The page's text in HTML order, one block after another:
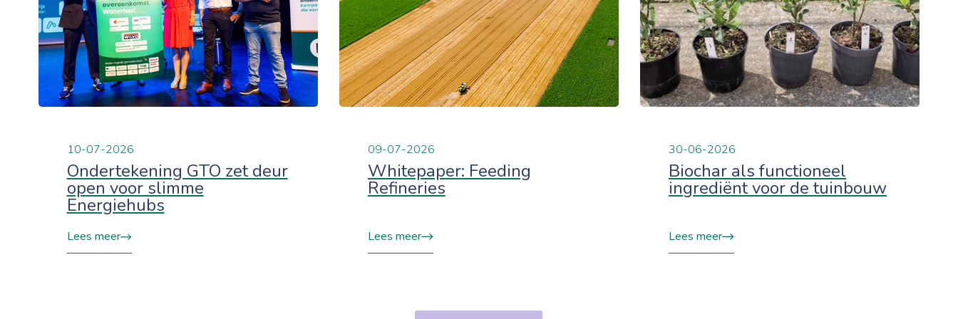
10-07-2026
Ondertekening GTO zet deur
open voor slimme
Energiehubs
Lees meer
09-07-2026
Whitepaper: Feeding
Refineries
Lees meer
30-06-2026
Biochar als functioneel
ingrediënt voor de tuinbouw
Lees meer